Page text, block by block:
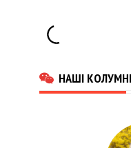
НАШІ